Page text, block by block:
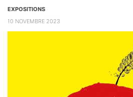
EXPOSITIONS
10 NOVEMBRE 2023